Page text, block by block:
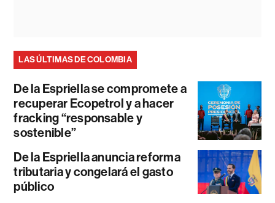
LAS ÚLTIMAS DE COLOMBIA
De la Espriella se compromete a
recuperar Ecopetrol y a hacer
fracking “responsable y
sostenible”
De la Espriella anuncia reforma
tributaria y congelará el gasto
público